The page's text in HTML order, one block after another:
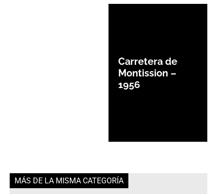
Carretera de
Montission –
1956
MÁS DE LA MISMA CATEGORÍA